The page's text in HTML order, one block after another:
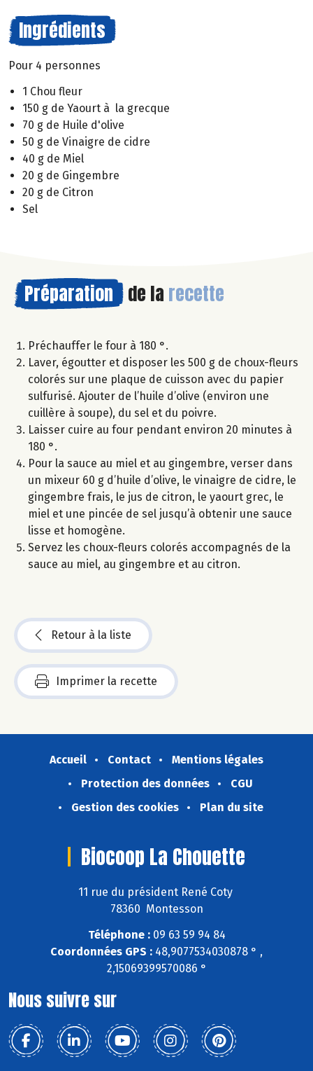
Ingrédients
Pour 4 personnes
1 Chou fleur
150 g de Yaourt à la grecque
70 g de Huile d'olive
50 g de Vinaigre de cidre
40 g de Miel
20 g de Gingembre
20 g de Citron
Sel
Préparation de la recette
Préchauffer le four à 180 °.
Laver, égoutter et disposer les 500 g de choux-fleurs
colorés sur une plaque de cuisson avec du papier
sulfurisé. Ajouter de l’huile d’olive (environ une
cuillère à soupe), du sel et du poivre.
Laisser cuire au four pendant environ 20 minutes à
180 °.
Pour la sauce au miel et au gingembre, verser dans
un mixeur 60 g d’huile d’olive, le vinaigre de cidre, le
gingembre frais, le jus de citron, le yaourt grec, le
miel et une pincée de sel jusqu’à obtenir une sauce
lisse et homogène.
Servez les choux-fleurs colorés accompagnés de la
sauce au miel, au gingembre et au citron.
Retour à la liste
Imprimer la recette
Accueil Contact
Mentions légales
Protection des données
CGU
Gestion des cookies
Plan du site
Biocoop La Chouette
11 rue du président René Coty
78360 Montesson
Téléphone :09 63 59 94 84
Coordonnées GPS : 48,9077534030878 ° ,
2,15069399570086 °
Nous suivre sur